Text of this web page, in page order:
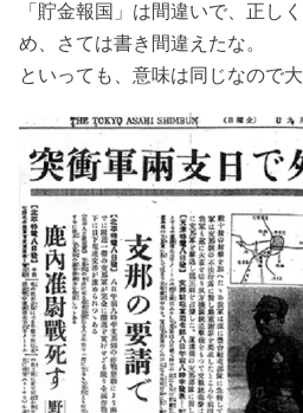
「貯金報国」は間違いで、正し
め、さては書き間違えたな。
といっても、意味は同じなので